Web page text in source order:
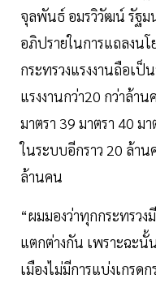
จุลพันธ์ อมรวิวัฒน์ รัฐม
อภิปรายในการแถลงน
กระทรวงแรงงานถือเ
แรงงานกว่า20 กว่าล้า
มาตรา 39 มาตรา 40 ม
ในระบบอีกราว 20 ล้า
ล้านคน
“ผมมองว่าทุกกระทรว
แตกต่างกัน เพราะฉะนั้
เมืองไม่มีการแบ่งเกร